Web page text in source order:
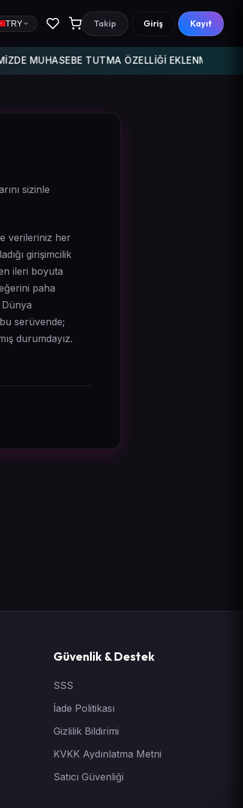
TRY Takip Giriş Kayıt
MUHASEBE TUTMA ÖZELLİĞİ EKLENMİŞTİR
sizinle
verileriniz her
girişimcilik
ileri boyuta
paha
serüvende;
durumdayız.
Güvenlik & Destek
SSS
İade Politikası
Gizlilik Bildirimi
KVKK Aydınlatma Metni
Satıcı Güvenliği